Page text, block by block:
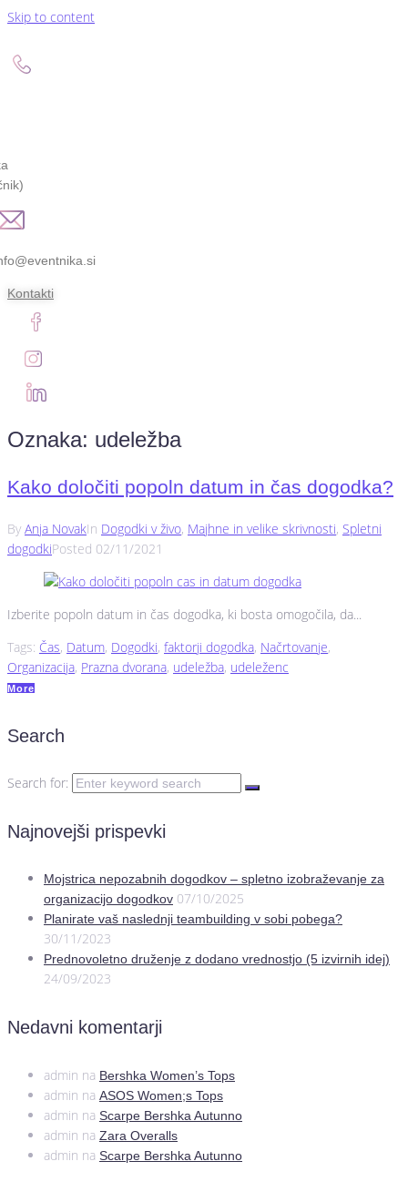
Skip to content
Kontakti
Oznaka: udeležba
Kako določiti popoln datum in čas dogodka?
By Anja NovakIn Dogodki v živo, Majhne in velike skrivnosti, Spletni
dogodkiPosted 02/11/2021
Izberite popoln datum in čas dogodka, ki bosta omogočila, da...
Tags: Čas, Datum, Dogodki, faktorji dogodka, Načrtovanje,
Organizacija, Prazna dvorana, udeležba, udeleženc
More
Search
Search for:
Najnovejši prispevki
Mojstrica nepozabnih dogodkov – spletno izobraževanje za
organizacijo dogodkov 07/10/2025
Planirate vaš naslednji teambuilding v sobi pobega?
30/11/2023
Prednovoletno druženje z dodano vrednostjo (5 izvirnih idej)
24/09/2023
Nedavni komentarji
admin na Bershka Women’s Tops
admin na ASOS Women;s Tops
admin na Scarpe Bershka Autunno
admin na Zara Overalls
admin na Scarpe Bershka Autunno